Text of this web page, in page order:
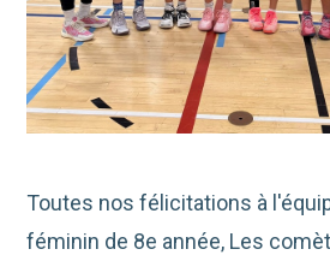
Toutes nos félicitations à
féminin de 8e année, Les